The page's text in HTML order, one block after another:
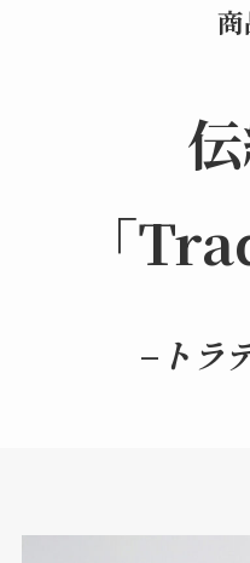
「
– トラ